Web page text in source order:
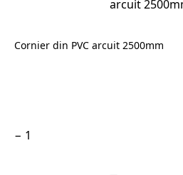
Cornier din PVC arcuit 2500mm
−